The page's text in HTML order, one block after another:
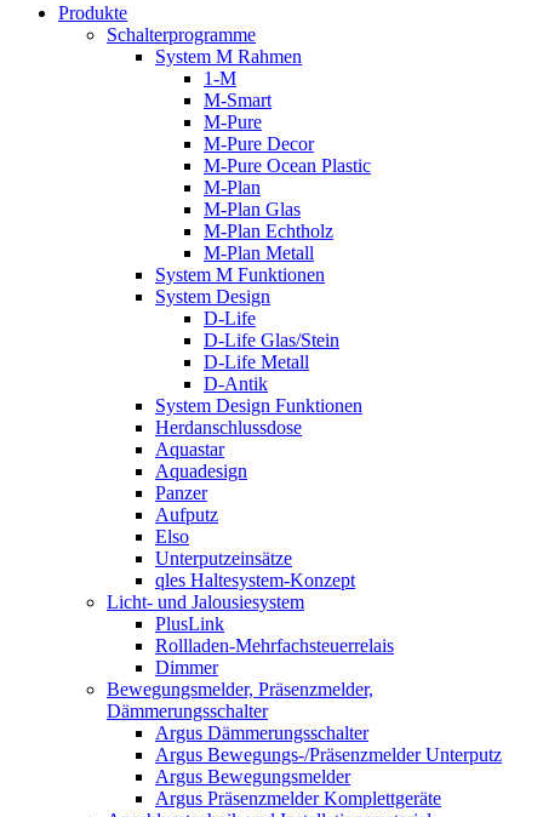
Produkte
Schalterprogramme
System M Rahmen
1-M
M-Smart
M-Pure
M-Pure Decor
M-Pure Ocean Plastic
M-Plan
M-Plan Glas
M-Plan Echtholz
M-Plan Metall
System M Funktionen
System Design
D-Life
D-Life Glas/Stein
D-Life Metall
D-Antik
System Design Funktionen
Herdanschlussdose
Aquastar
Aquadesign
Panzer
Aufputz
Elso
Unterputzeinsätze
qles Haltesystem-Konzept
Licht- und Jalousiesystem
PlusLink
Rollladen-Mehrfachsteuerrelais
Dimmer
Bewegungsmelder, Präsenzmelder,
Dämmerungsschalter
Argus Dämmerungsschalter
Argus Bewegungs-/Präsenzmelder Unterputz
Argus Bewegungsmelder
Argus Präsenzmelder Komplettgeräte